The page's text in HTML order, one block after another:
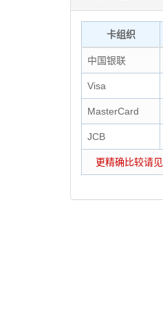
卡组织
中国银联
Visa
MasterCard
JCB
更精确比较请见